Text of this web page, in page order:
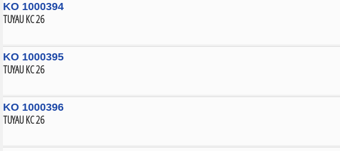
KO 1000394
TUYAU KC 26
KO 1000395
TUYAU KC 26
KO 1000396
TUYAU KC 26